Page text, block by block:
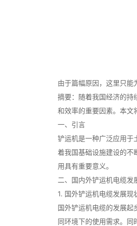
由于篇幅原因，这里只能
摘要：随着我国经济的持
和效率的重要因素。本文
一、引言
铲运机是一种广泛应用于
着我国基础设施建设的不
用具有重要意义。
二、国内外铲运机电缆发
1. 国外铲运机电缆发展现
国外铲运机电缆的发展
同环境下的使用需求。同